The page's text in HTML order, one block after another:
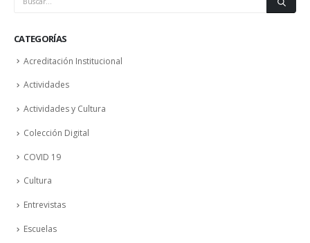
CATEGORÍAS
Acreditación Institucional
Actividades
Actividades y Cultura
Colección Digital
COVID 19
Cultura
Entrevistas
Escuelas